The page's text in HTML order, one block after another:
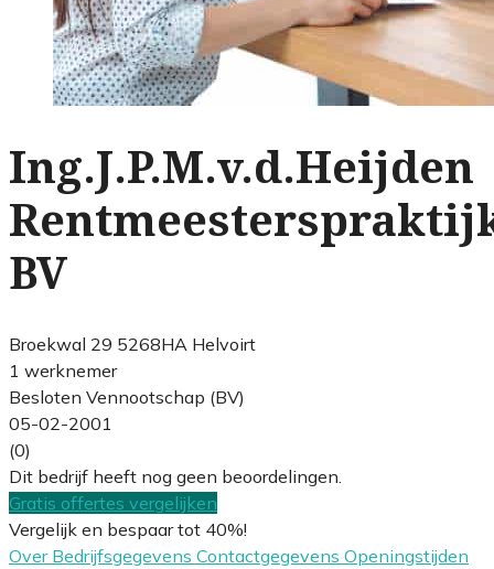
Ing.J.P.M.v.d.Heijden
BV
Broekwal 29 5268HA Helvoirt
1 werknemer
Besloten Vennootschap (BV)
05-02-2001
(0)
Dit bedrijf heeft nog geen beoordelingen.
Gratis offertes vergelijken
Vergelijk en bespaar tot 40%!
Over Bedrijfsgegevens Contactgegevens Openingstijden